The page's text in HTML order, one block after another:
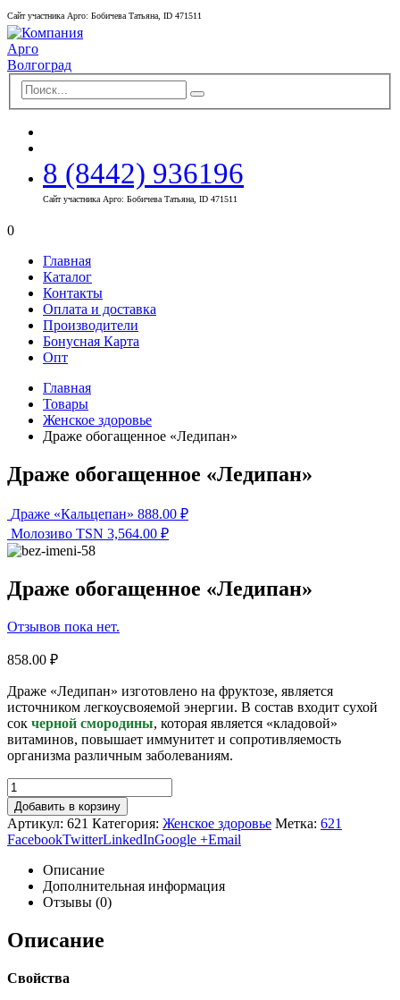
Сайт участника Арго: Бобичева Татьяна, ID 471511
8 (8442) 936196
Сайт участника Арго: Бобичева Татьяна, ID 471511
0
Главная
Каталог
Контакты
Оплата и доставка
Производители
Бонусная Карта
Опт
Главная
Товары
Женское здоровье
Драже обогащенное «Ледипан»
Драже обогащенное «Ледипан»
Драже «Кальцепан» 888.00 ₽
Молозиво TSN 3,564.00 ₽
Драже обогащенное «Ледипан»
Отзывов пока нет.
858.00 ₽
Драже «Ледипан» изготовлено на фруктозе, является
источником легкоусвояемой энергии. В состав входит сухой
сок черной смородины, которая является «кладовой»
витаминов, повышает иммунитет и сопротивляемость
организма различным заболеваниям.
Добавить в корзину
Артикул: 621 Категория: Женское здоровье Метка: 621
FacebookTwitterLinkedInGoogle +Email
Описание
Дополнительная информация
Отзывы (0)
Описание
Свойства